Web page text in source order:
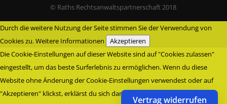
© Raths Rechtsanwaltspartnerschaft 2018
Vertrag widerrufen
Durch die weitere Nutzung der Seite stimmen Sie der Verwendung von
Cookies zu.Weitere Informationen
Akzeptieren
Die Cookie-Einstellungen auf dieser Website sind auf "Cookies zulassen"
eingestellt, um das beste Surferlebnis zu ermöglichen. Wenn du diese
Website ohne Änderung der Cookie-Einstellungen verwendest oder auf
"Akzeptieren" klickst, erklärst du sich damit einverstanden.